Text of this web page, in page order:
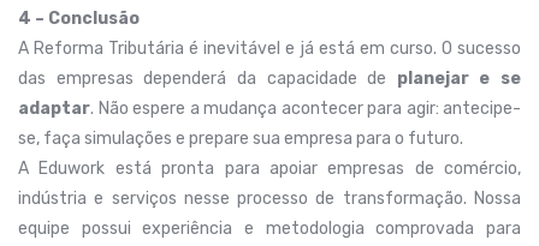
4 – Conclusão
A Reforma Tributária é inevitável e já está em curso. O sucesso
das empresas dependerá da capacidade de planejar e se
adaptar. Não espere a mudança acontecer para agir: antecipe-
se, faça simulações e prepare sua empresa para o futuro.
A Eduwork está pronta para apoiar empresas de comércio,
indústria e serviços nesse processo de transformação. Nossa
equipe possui experiência e metodologia comprovada para